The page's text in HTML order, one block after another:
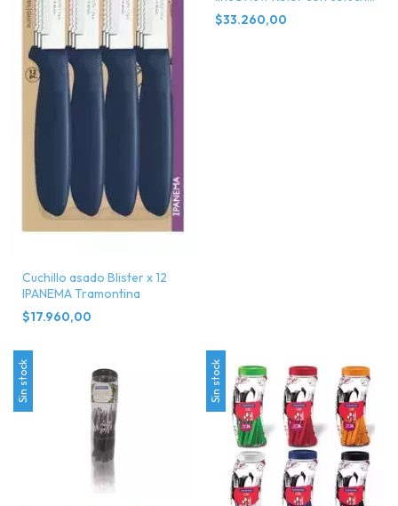
Cuchillo asado Blister x 12
IPANEMA Tramontina
$17.960,00
Tramontina
$33.260,00
Sin stock Sin stock